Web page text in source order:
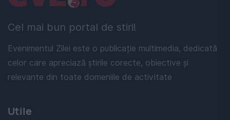
Cel mai bun portal de stiri!
Evenimentul Zilei este o publicație multimedia, dedicată
celor care apreciază știrile corecte, obiective și
relevante din toate domeniile de activitate
Utile